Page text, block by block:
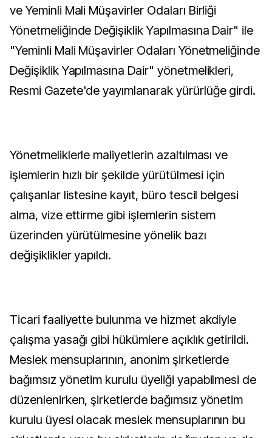
ve Yeminli Mali Müşavirler Odaları Birliği
Yönetmeliğinde Değişiklik Yapılmasına Dair" ile
"Yeminli Mali Müşavirler Odaları Yönetmeliğinde
Değişiklik Yapılmasına Dair" yönetmelikleri,
Resmi Gazete'de yayımlanarak yürürlüğe girdi.
Yönetmeliklerle maliyetlerin azaltılması ve
işlemlerin hızlı bir şekilde yürütülmesi için
çalışanlar listesine kayıt, büro tescil belgesi
alma, vize ettirme gibi işlemlerin sistem
üzerinden yürütülmesine yönelik bazı
değişiklikler yapıldı.
Ticari faaliyette bulunma ve hizmet akdiyle
çalışma yasağı gibi hükümlere açıklık getirildi.
Meslek mensuplarının, anonim şirketlerde
bağımsız yönetim kurulu üyeliği yapabilmesi de
düzenlenirken, şirketlerde bağımsız yönetim
kurulu üyesi olacak meslek mensuplarının bu